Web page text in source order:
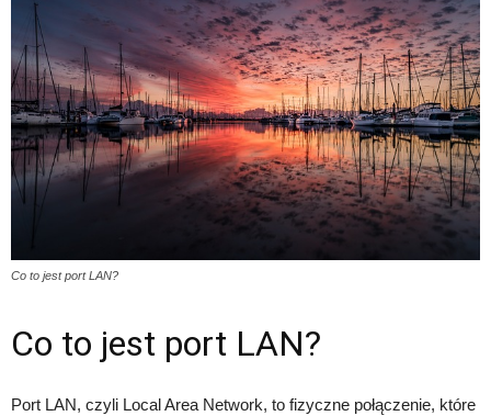
Co to jest port LAN?
Co to jest port LAN?
Port LAN, czyli Local Area Network, to fizyczne połączenie, które